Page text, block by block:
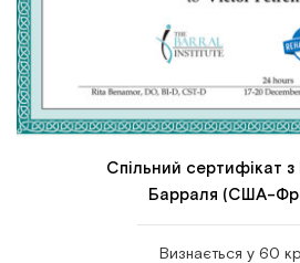
Спільний сертифікат з
Барраля (США-
Визнається у 60